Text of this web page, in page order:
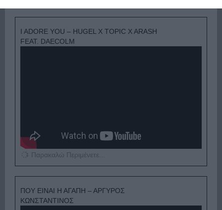
I ADORE YOU – HUGEL X TOPIC X ARASH
FEAT. DAECOLM
Παρακαλώ Περιμένετε...
ΠΟΥ ΕΙΝΑΙ Η ΑΓΑΠΗ – ΑΡΓΥΡΟΣ
ΚΩΝΣΤΑΝΤΙΝΟΣ